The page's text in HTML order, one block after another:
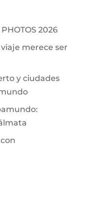
2026
merece ser
y ciudades